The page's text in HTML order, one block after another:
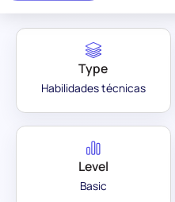
Type
Habilidades técnicas
Level
Basic